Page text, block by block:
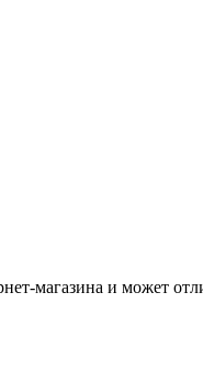
магазина и может